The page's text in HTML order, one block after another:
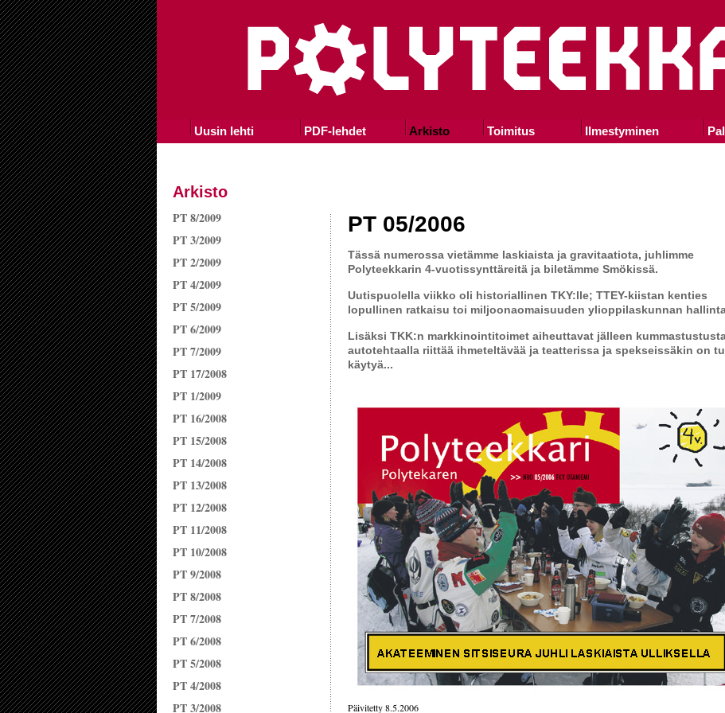
Uusin lehti PDF-lehdet Arkisto Toimitus Ilmestyminen
Arkisto
PT 8/2009
PT 3/2009
PT 2/2009
PT 4/2009
PT 5/2009
PT 6/2009
PT 7/2009
PT 17/2008
PT 1/2009
PT 16/2008
PT 15/2008
PT 14/2008
PT 13/2008
PT 12/2008
PT 11/2008
PT 10/2008
PT 9/2008
PT 8/2008
PT 7/2008
PT 6/2008
PT 5/2008
PT 4/2008
PT 3/2008
PT 05/2006
Tässä numerossa vietämme laskiaista ja gravitaatiota, juhlimme
Polyteekkarin 4-vuotissynttäreitä ja biletämme Smökissä.
Uutispuolella viikko oli historiallinen TKY:lle; TTEY-kiistan kenties
lopullinen ratkaisu toi miljoonaomaisuuden ylioppilaskunnan
Lisäksi TKK:n markkinointitoimet aiheuttavat jälleen
autotehtaalla riittää ihmeteltävää ja teatterissa ja spekseissäkin on
käytyä...
Päivitetty 8.5.2006